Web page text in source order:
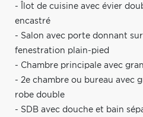
- Îlot de cuisine avec évier
encastré
- Salon avec porte donnant
fenestration plain-pied
- Chambre principale avec
- 2e chambre ou bureau avec
robe double
- SDB avec douche et bain